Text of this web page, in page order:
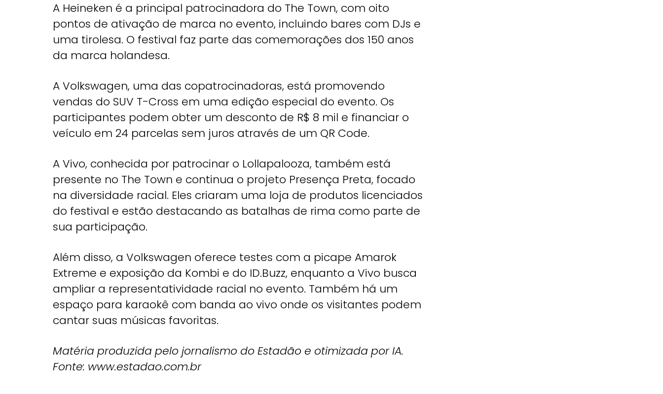
A Heineken é a principal patrocinadora do The Town, com oito
pontos de ativação de marca no evento, incluindo bares com DJs e
uma tirolesa. O festival faz parte das comemorações dos 150 anos
da marca holandesa.
A Volkswagen, uma das copatrocinadoras, está promovendo
vendas do SUV T-Cross em uma edição especial do evento. Os
participantes podem obter um desconto de R$ 8 mil e financiar o
veículo em 24 parcelas sem juros através de um QR Code.
A Vivo, conhecida por patrocinar o Lollapalooza, também está
presente no The Town e continua o projeto Presença Preta, focado
na diversidade racial. Eles criaram uma loja de produtos licenciados
do festival e estão destacando as batalhas de rima como parte de
sua participação.
Além disso, a Volkswagen oferece testes com a picape Amarok
Extreme e exposição da Kombi e do ID.Buzz, enquanto a Vivo busca
ampliar a representatividade racial no evento. Também há um
espaço para karaokê com banda ao vivo onde os visitantes podem
cantar suas músicas favoritas.
Matéria produzida pelo jornalismo do Estadão e otimizada por IA.
Fonte: www.estadao.com.br